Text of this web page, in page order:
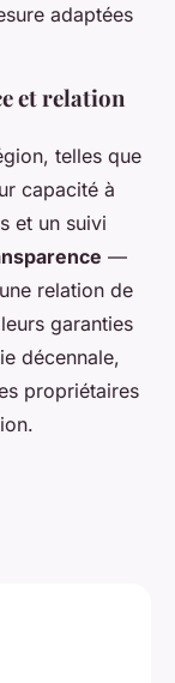
adaptées
et relation
telles que
capacité à
et un suivi
—
relation de
garanties
décennale,
propriétaires